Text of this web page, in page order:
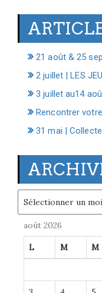
21 août & 25
2 juillet | LES
3 juillet au14
Rencontrer
31 mai |
août 2026
L M M